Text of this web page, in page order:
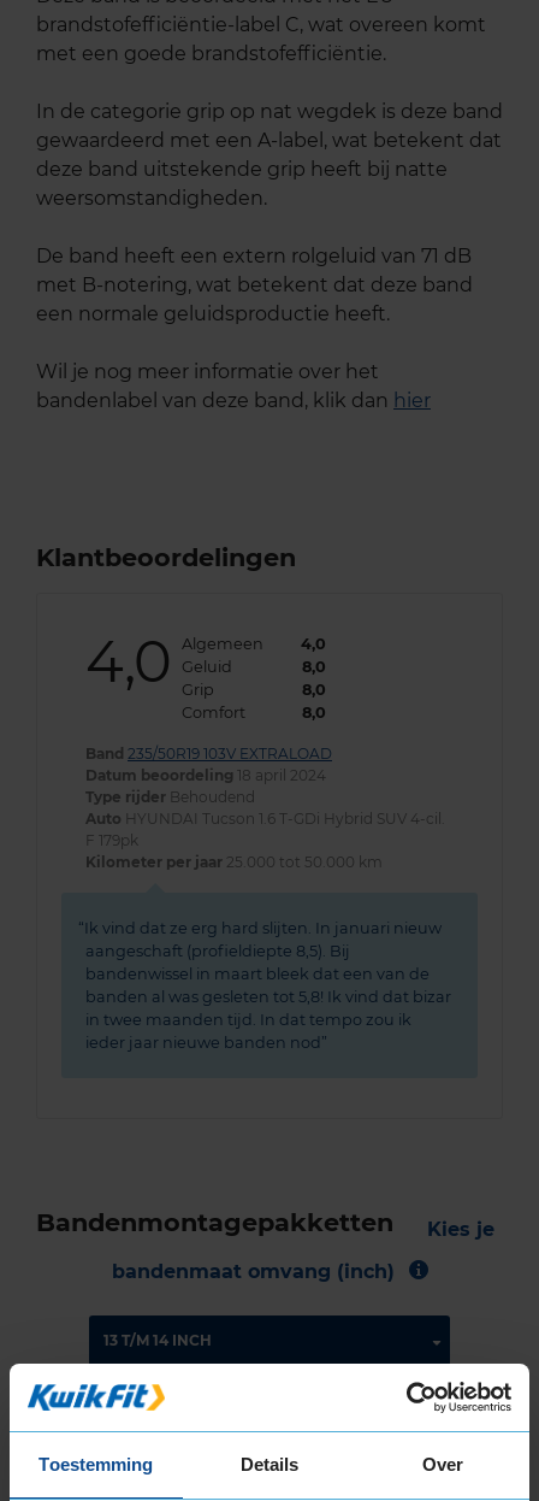
Toestemming Details Over
brandstofefficiëntie-label C, wat overeen komt
met een goede brandstofefficiëntie.
In de categorie grip op nat wegdek is deze band
gewaardeerd met een A-label, wat betekent dat
deze band uitstekende grip heeft bij natte
weersomstandigheden.
De band heeft een extern rolgeluid van 71 dB
met B-notering, wat betekent dat deze band
een normale geluidsproductie heeft.
Wil je nog meer informatie over het
bandenlabel van deze band, klik dan hier
Klantbeoordelingen
4,0 Algemeen
4,0
Geluid
8,0
Grip
8,0
Comfort
8,0
Band 235/50R19 103V EXTRALOAD
Datum beoordeling 18 april 2024
Type rijder Behoudend
Auto HYUNDAI Tucson 1.6 T-GDi Hybrid SUV 4-cil.
F 179pk
Kilometer per jaar 25.000 tot 50.000 km
Ik vind dat ze erg hard slijten. In januari nieuw
aangeschaft (profieldiepte 8,5). Bij
bandenwissel in maart bleek dat een van de
banden al was gesleten tot 5,8! Ik vind dat bizar
in twee maanden tijd. In dat tempo zou ik
ieder jaar nieuwe banden nod
Bandenmontagepakketten
Kies je
bandenmaat omvang (inch)
Montage Veilig & Zeker
€ 40,-